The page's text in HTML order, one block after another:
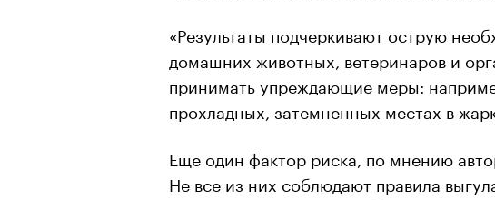
«Результаты подчеркивают острую
домашних животных, ветеринаров и
принимать упреждающие меры:
прохладных, затемненных местах в
Еще один фактор риска, по мнению
Не все из них соблюдают правила